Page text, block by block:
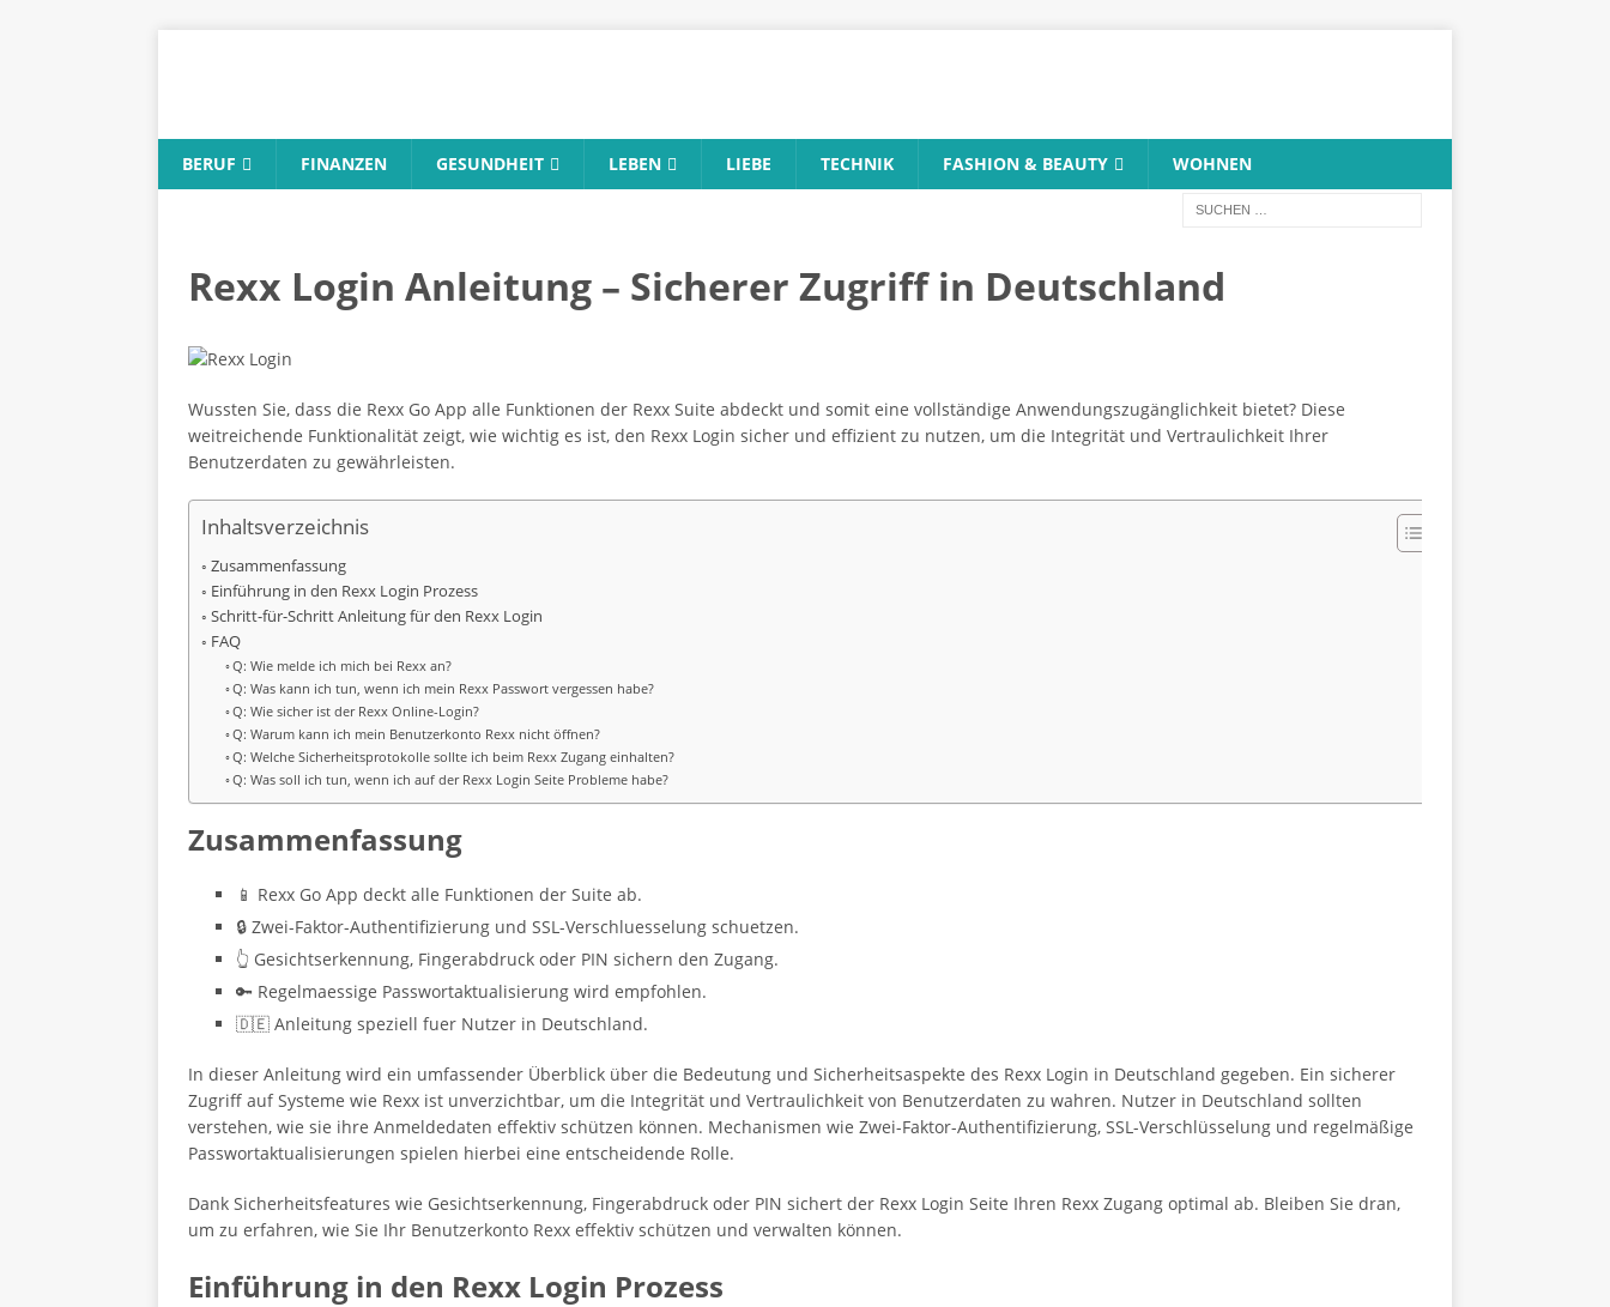
BERUF FINANZEN GESUNDHEIT LEBEN LIEBE TECHNIK FASHION & BEAUTY WOHNEN
Rexx Login Anleitung – Sicherer Zugriff in Deutschland
Wussten Sie, dass die Rexx Go App alle Funktionen der Rexx Suite abdeckt und somit eine vollständige Anwendungszugänglichkeit bietet? Diese
weitreichende Funktionalität zeigt, wie wichtig es ist, den Rexx Login sicher und effizient zu nutzen, um die Integrität und Vertraulichkeit Ihrer
Benutzerdaten zu gewährleisten.
Inhaltsverzeichnis
Zusammenfassung
Einführung in den Rexx Login Prozess
Schritt-für-Schritt Anleitung für den Rexx Login
FAQ
Q: Wie melde ich mich bei Rexx an?
Q: Was kann ich tun, wenn ich mein Rexx Passwort vergessen habe?
Q: Wie sicher ist der Rexx Online-Login?
Q: Warum kann ich mein Benutzerkonto Rexx nicht öffnen?
Q: Welche Sicherheitsprotokolle sollte ich beim Rexx Zugang einhalten?
Q: Was soll ich tun, wenn ich auf der Rexx Login Seite Probleme habe?
Zusammenfassung
📱 Rexx Go App deckt alle Funktionen der Suite ab.
🔒 Zwei-Faktor-Authentifizierung und SSL-Verschluesselung schuetzen.
👆 Gesichtserkennung, Fingerabdruck oder PIN sichern den Zugang.
🔑 Regelmaessige Passwortaktualisierung wird empfohlen.
🇩🇪 Anleitung speziell fuer Nutzer in Deutschland.
In dieser Anleitung wird ein umfassender Überblick über die Bedeutung und Sicherheitsaspekte des Rexx Login in Deutschland gegeben. Ein sicherer
Zugriff auf Systeme wie Rexx ist unverzichtbar, um die Integrität und Vertraulichkeit von Benutzerdaten zu wahren. Nutzer in Deutschland sollten
verstehen, wie sie ihre Anmeldedaten effektiv schützen können. Mechanismen wie Zwei-Faktor-Authentifizierung, SSL-Verschlüsselung und regelmäßige
Passwortaktualisierungen spielen hierbei eine entscheidende Rolle.
Dank Sicherheitsfeatures wie Gesichtserkennung, Fingerabdruck oder PIN sichert der Rexx Login Seite Ihren Rexx Zugang optimal ab. Bleiben Sie dran,
um zu erfahren, wie Sie Ihr Benutzerkonto Rexx effektiv schützen und verwalten können.
Einführung in den Rexx Login Prozess